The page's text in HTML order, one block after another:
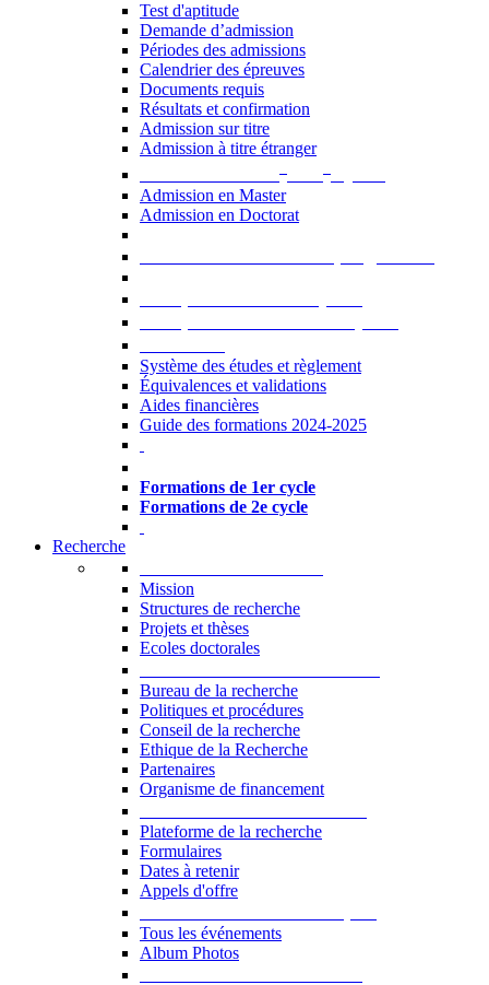
Test d'aptitude
Demande d’admission
Périodes des admissions
Calendrier des épreuves
Documents requis
Résultats et confirmation
Admission sur titre
Admission à titre étranger
Admission en Master
Admission en Doctorat
Système des études et règlement
Équivalences et validations
Aides financières
Guide des formations 2024-2025
Formations de 1er cycle
Formations de 2e cycle
Recherche
Mission
Structures de recherche
Projets et thèses
Ecoles doctorales
Bureau de la recherche
Politiques et procédures
Conseil de la recherche
Ethique de la Recherche
Partenaires
Organisme de financement
Plateforme de la recherche
Formulaires
Dates à retenir
Appels d'offre
Tous les événements
Album Photos